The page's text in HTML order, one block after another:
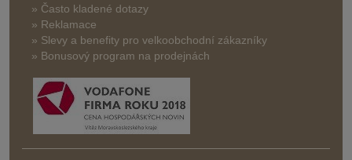
» Často kladené dotazy
» Reklamace
» Slevy a benefity pro velkoobchodní zákazníky
» Bonusový program na prodejnách